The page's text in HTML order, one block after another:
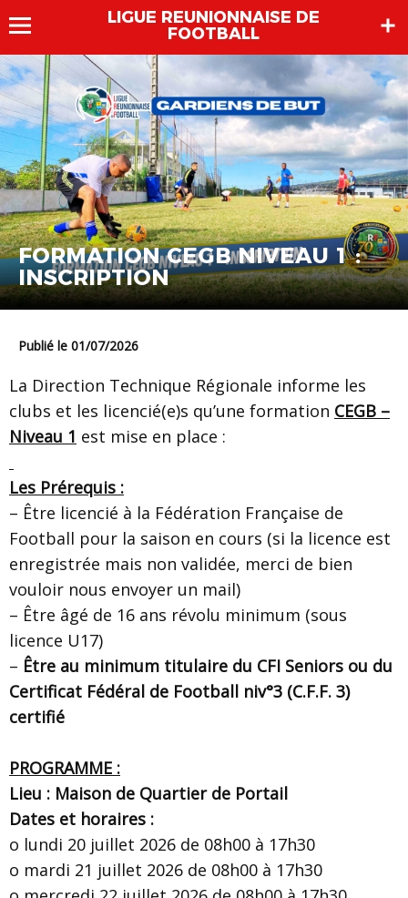
LIGUE REUNIONNAISE DE
FOOTBALL
FORMATION CEGB NIVEAU 1 :
INSCRIPTION
Publié le 01/07/2026
La Direction Technique Régionale informe les
clubs et les licencié(e)s qu’une formation CEGB –
Niveau 1 est mise en place :
Les Prérequis :
– Être licencié à la Fédération Française de
Football pour la saison en cours (si la licence est
enregistrée mais non validée, merci de bien
vouloir nous envoyer un mail)
– Être âgé de 16 ans révolu minimum (sous
licence U17)
– Être au minimum titulaire du CFI Seniors ou du
Certificat Fédéral de Football niv°3 (C.F.F. 3)
certifié
PROGRAMME :
Lieu : Maison de Quartier de Portail
Dates et horaires :
o lundi 20 juillet 2026 de 08h00 à 17h30
o mardi 21 juillet 2026 de 08h00 à 17h30